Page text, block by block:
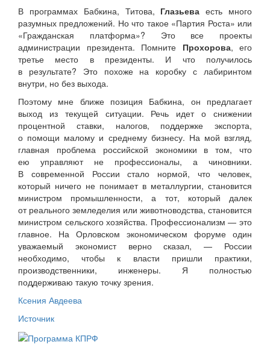
В программах Бабкина, Титова, Глазьева есть много
разумных предложений. Но что такое «Партия Роста» или
«Гражданская платформа»? Это все проекты
администрации президента. Помните Прохорова, его
третье место в президенты. И что получилось
в результате? Это похоже на коробку с лабиринтом
внутри, но без выхода.
Поэтому мне ближе позиция Бабкина, он предлагает
выход из текущей ситуации. Речь идет о снижении
процентной ставки, налогов, поддержке экспорта,
о помощи малому и среднему бизнесу. На мой взгляд,
главная проблема российской экономики в том, что
ею управляют не профессионалы, а чиновники.
В современной России стало нормой, что человек,
который ничего не понимает в металлургии, становится
министром промышленности, а тот, который далек
от реального земледелия или животноводства, становится
министром сельского хозяйства. Профессионализм — это
главное. На Орловском экономическом форуме один
уважаемый экономист верно сказал, — России
необходимо, чтобы к власти пришли практики,
производственники, инженеры. Я полностью
поддерживаю такую точку зрения.
Ксения Авдеева
Источник